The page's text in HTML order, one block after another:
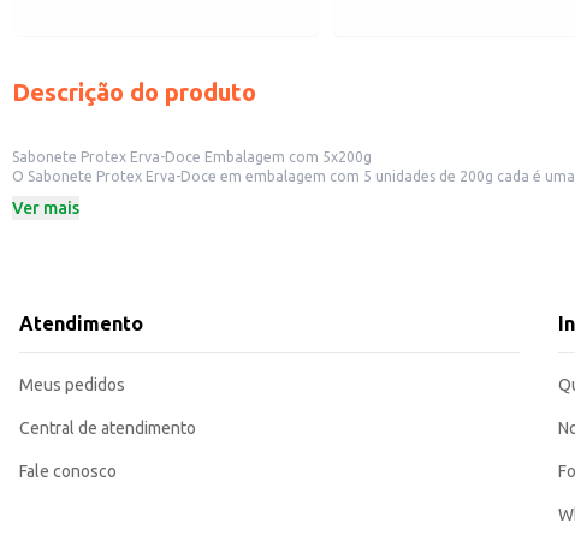
Descrição do produto
Sabonete Protex Erva-Doce Embalagem com 5x200g
O Sabonete Protex Erva-Doce em embalagem com 5 unidades de 200g cada é uma opção prática e econômica para diversos contextos.
suficiente para um período prolongado.
O Sabonete Protex Erva-Doce oferece praticidade e um custo-benefício
de higiene agradável e eficiente.
Marca: Protex
Categoria: Sabonete em barra
EAN: 7509546656526
Ver mais
Atendimento
Meus pedidos
Central de atendimento
Fale conosco